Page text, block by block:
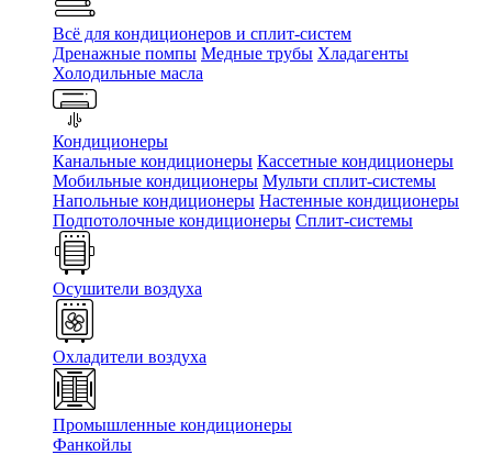
Всё для кондиционеров и сплит-систем
Дренажные помпы Медные трубы Хладагенты
Холодильные масла
Кондиционеры
Канальные кондиционеры Кассетные кондиционеры
Мобильные кондиционеры Мульти сплит-системы
Напольные кондиционеры Настенные кондиционеры
Подпотолочные кондиционеры Сплит-системы
Осушители воздуха
Охладители воздуха
Промышленные кондиционеры
Фанкойлы